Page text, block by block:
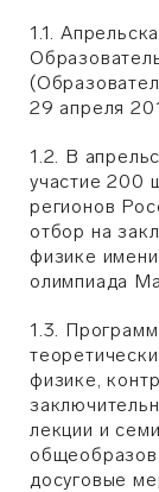
1.1.
29 апреля
1.2. В
участие 200
регионов
отбор на
физике
олимпиада
1.3.
физике,
лекции и
досуговые